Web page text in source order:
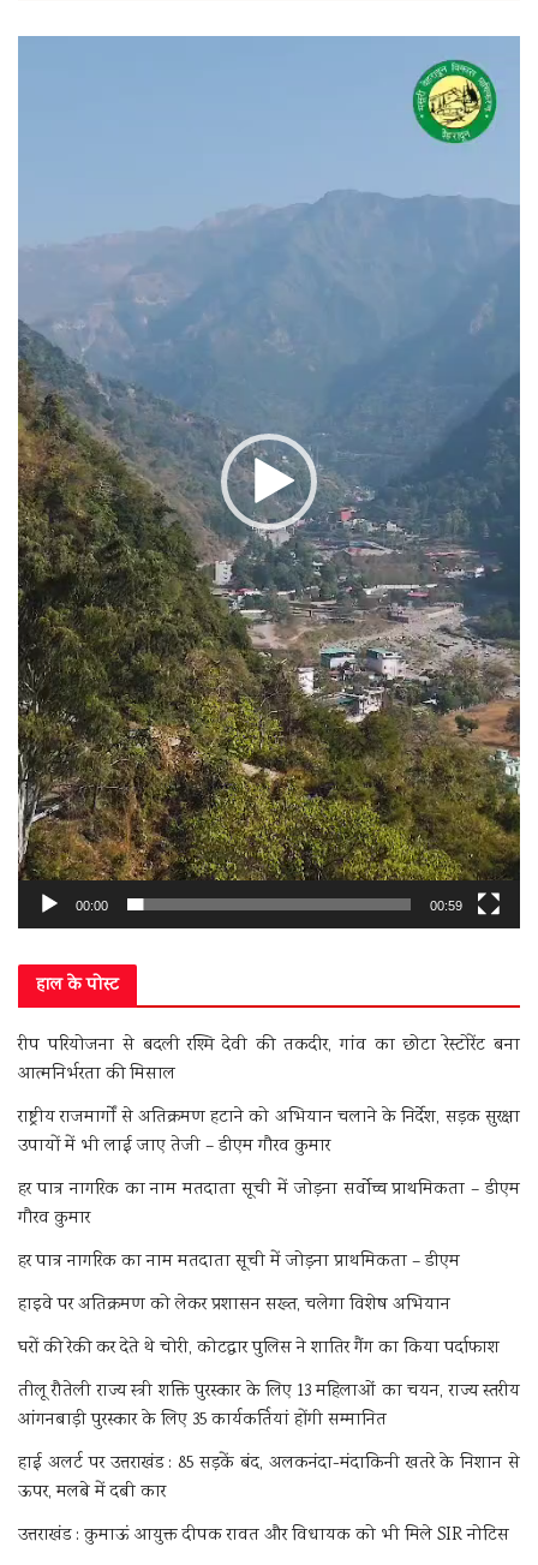
00:00 00:59
हाल के पोस्ट
रीप परियोजना से बदली रश्मि देवी की तकदीर, गांव का छोटा रेस्टोरेंट बना
आत्मनिर्भरता की मिसाल
राष्ट्रीय राजमार्गों से अतिक्रमण हटाने को अभियान चलाने के निर्देश, सड़क सुरक्षा
उपायों में भी लाई जाए तेजी – डीएम गौरव कुमार
हर पात्र नागरिक का नाम मतदाता सूची में जोड़ना सर्वोच्च प्राथमिकता – डीएम
गौरव कुमार
हर पात्र नागरिक का नाम मतदाता सूची में जोड़ना प्राथमिकता – डीएम
हाइवे पर अतिक्रमण को लेकर प्रशासन सख्त, चलेगा विशेष अभियान
घरों की रेकी कर देते थे चोरी, कोटद्वार पुलिस ने शातिर गैंग का किया पर्दाफाश
तीलू रौतेली राज्य स्त्री शक्ति पुरस्कार के लिए 13 महिलाओं का चयन, राज्य स्तरीय
आंगनबाड़ी पुरस्कार के लिए 35 कार्यकर्तियां होंगी सम्मानित
हाई अलर्ट पर उत्तराखंड : 85 सड़कें बंद, अलकनंदा-मंदाकिनी खतरे के निशान से
ऊपर, मलबे में दबी कार
उत्तराखंड : कुमाऊं आयुक्त दीपक रावत और विधायक को भी मिले SIR नोटिस